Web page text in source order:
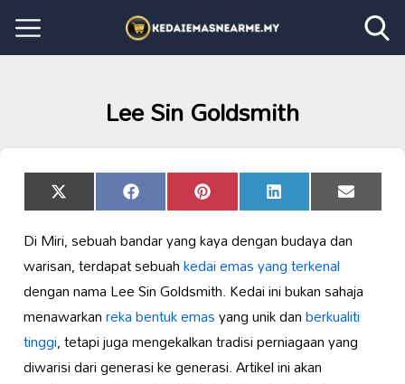
Lee Sin Goldsmith
Share
on
X
(Twitter)
Share
on
Facebook Share
on
Pinterest Share
on
LinkedIn Share
on
Email
Di Miri, sebuah bandar yang kaya dengan budaya dan
warisan, terdapat sebuahkedai emas yang terkenal
dengan nama Lee Sin Goldsmith. Kedai ini bukan sahaja
menawarkanreka bentuk emasyang unik danberkualiti
tinggi, tetapi juga mengekalkan tradisi perniagaan yang
diwarisi dari generasi ke generasi. Artikel ini akan